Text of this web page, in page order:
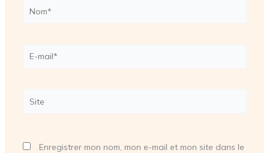
Nom*
E-
Site
Enregistrer mon nom, mon e-mail et mon site dans le